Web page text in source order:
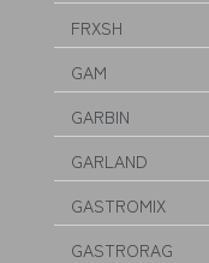
FRXSH
GAM
GARBIN
GARLAND
GASTROMIX
GASTRORAG